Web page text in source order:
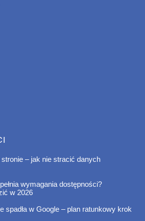
– jak nie stracić danych
wymagania dostępności?
w 2026
spadła w Google – plan ratunkowy krok